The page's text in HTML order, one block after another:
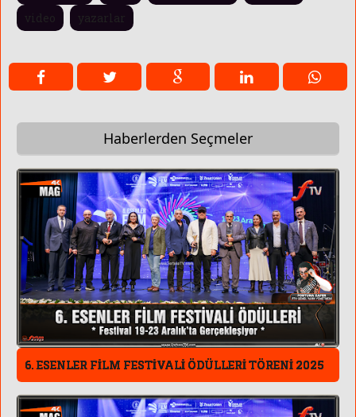
video
yazarlar
Haberlerden Seçmeler
6. ESENLER FİLM FESTİVALİ ÖDÜLLERİ TÖRENİ 2025